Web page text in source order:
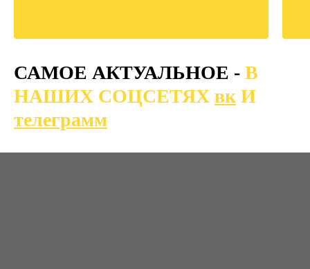
САМОЕ АКТУАЛЬНОЕ - В
НАШИХ СОЦСЕТЯХ вк И
телеграмм